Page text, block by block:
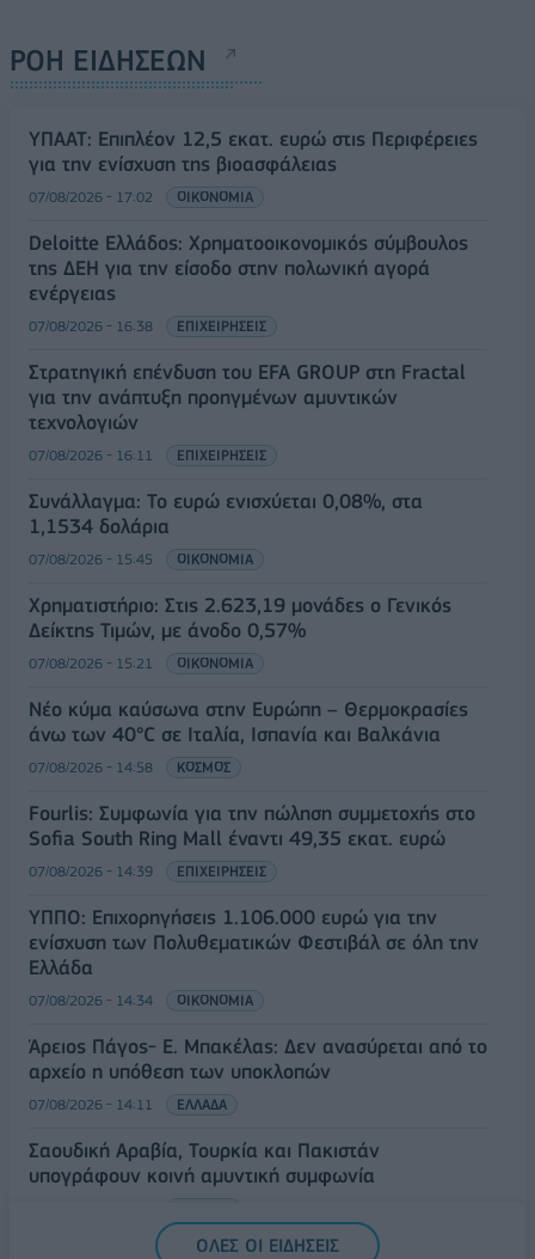
ΡΟΗ ΕΙΔΗΣΕΩΝ
ΥΠΑΑΤ: Επιπλέον 12,5 εκατ. ευρώ στις Περιφέρειες
για την ενίσχυση της βιοασφάλειας
07/08/2026 - 17:02 ΟΙΚΟΝΟΜΙΑ
Deloitte Ελλάδος: Χρηματοοικονομικός σύμβουλος
της ΔΕΗ για την είσοδο στην πολωνική αγορά
ενέργειας
07/08/2026 - 16:38 ΕΠΙΧΕΙΡΗΣΕΙΣ
Στρατηγική επένδυση του EFA GROUP στη Fractal
για την ανάπτυξη προηγμένων αμυντικών
τεχνολογιών
07/08/2026 - 16:11 ΕΠΙΧΕΙΡΗΣΕΙΣ
Συνάλλαγμα: Το ευρώ ενισχύεται 0,08%, στα
1,1534 δολάρια
07/08/2026 - 15:45 ΟΙΚΟΝΟΜΙΑ
Χρηματιστήριο: Στις 2.623,19 μονάδες ο Γενικός
Δείκτης Τιμών, με άνοδο 0,57%
07/08/2026 - 15:21 ΟΙΚΟΝΟΜΙΑ
Νέο κύμα καύσωνα στην Ευρώπη – Θερμοκρασίες
άνω των 40°C σε Ιταλία, Ισπανία και Βαλκάνια
07/08/2026 - 14:58 ΚΟΣΜΟΣ
Fourlis: Συμφωνία για την πώληση συμμετοχής στο
Sofia South Ring Mall έναντι 49,35 εκατ. ευρώ
07/08/2026 - 14:39 ΕΠΙΧΕΙΡΗΣΕΙΣ
ΥΠΠΟ: Επιχορηγήσεις 1.106.000 ευρώ για την
ενίσχυση των Πολυθεματικών Φεστιβάλ σε όλη την
Ελλάδα
07/08/2026 - 14:34 ΟΙΚΟΝΟΜΙΑ
Άρειος Πάγος- Ε. Μπακέλας: Δεν ανασύρεται από το
αρχείο η υπόθεση των υποκλοπών
07/08/2026 - 14:11 ΕΛΛΑΔΑ
Σαουδική Αραβία, Τουρκία και Πακιστάν
υπογράφουν κοινή αμυντική συμφωνία
ΟΛΕΣ ΟΙ ΕΙΔΗΣΕΙΣ